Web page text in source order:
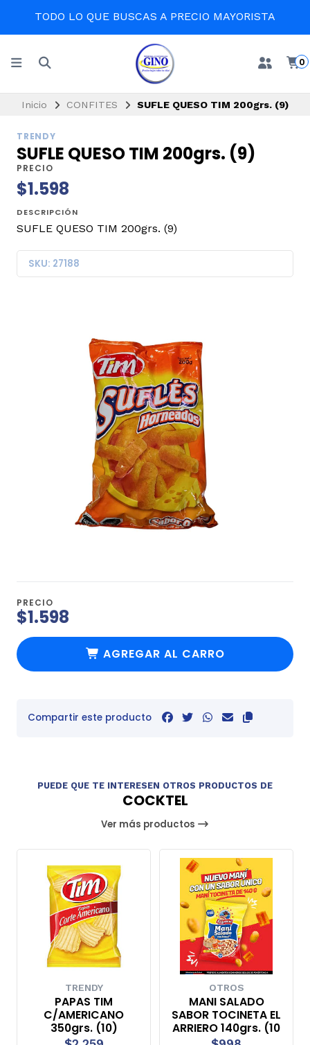
TODO LO QUE BUSCAS A PRECIO MAYORISTA
0
Inicio CONFITES SUFLE QUESO TIM 200grs. (9)
TRENDY
SUFLE QUESO TIM 200grs. (9)
PRECIO
$1.598
DESCRIPCIÓN
SUFLE QUESO TIM 200grs. (9)
SKU: 27188
PRECIO
$1.598
AGREGAR AL CARRO
Compartir este producto
PUEDE QUE TE INTERESEN OTROS PRODUCTOS DE
COCKTEL
Ver más productos
TRENDY
PAPAS TIM
C/AMERICANO
350grs. (10)
OTROS
MANI SALADO
SABOR TOCINETA EL
ARRIERO 140grs. (10